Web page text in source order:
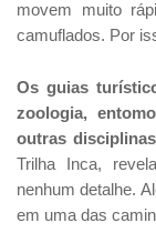
movem muito
camuflados. Por
Os guias
zoologia,
outras disciplinas
Trilha Inca,
nenhum detalhe.
em uma das